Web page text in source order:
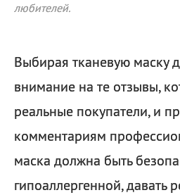
любителей.
Выбирая тканевую маску
внимание на те отзывы,
реальные покупатели, и
комментариям
маска должна быть
гипоаллергенной, давать